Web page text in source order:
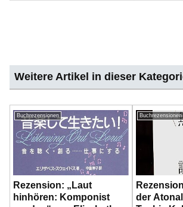
Weitere Artikel in dieser
Buchrezensionen
Rezension: „Laut
hinhören: Komponist
Buchrezensionen
der